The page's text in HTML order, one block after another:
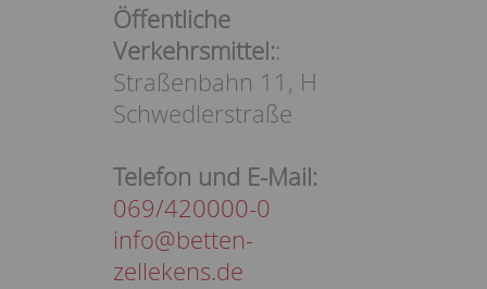
Öffentliche
Verkehrsmittel::
Straßenbahn 11, H
Schwedlerstraße
Telefon und E-Mail:
069/420000-0
info@betten-
zellekens.de